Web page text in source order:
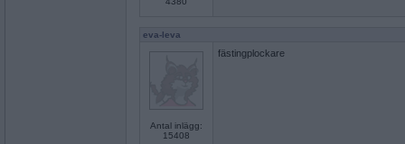
eva-leva
Antal inlägg:
15408
fästingplockare